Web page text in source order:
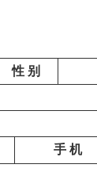
性 别
手 机